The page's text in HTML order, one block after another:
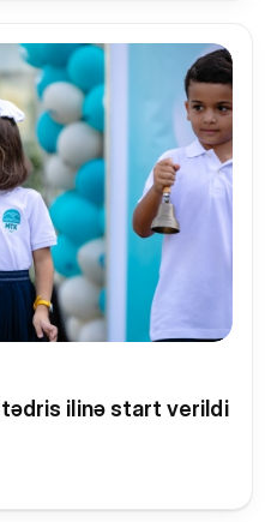
ilinə start verildi